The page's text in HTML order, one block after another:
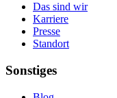
Das sind wir
Karriere
Presse
Standort
Sonstiges